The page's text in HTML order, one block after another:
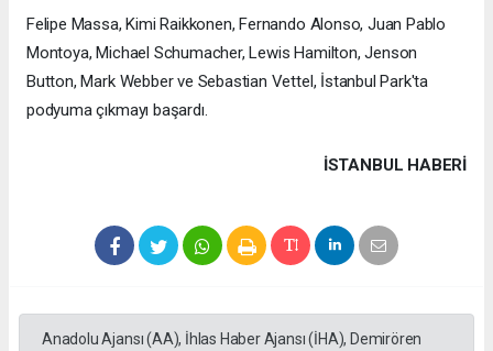
Felipe Massa, Kimi Raikkonen, Fernando Alonso, Juan Pablo
Montoya, Michael Schumacher, Lewis Hamilton, Jenson
Button, Mark Webber ve Sebastian Vettel, İstanbul Park'ta
podyuma çıkmayı başardı.
İSTANBUL HABERİ
Anadolu Ajansı (AA), İhlas Haber Ajansı (İHA), Demirören